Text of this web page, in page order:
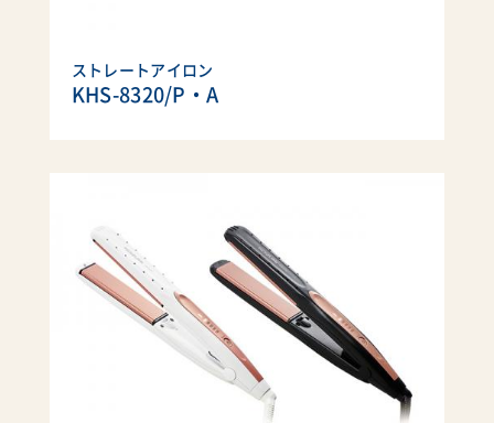
ストレートアイロン
KHS-8320/P・A